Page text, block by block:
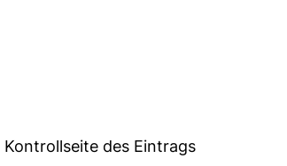
Kontrollseite des Eintrags